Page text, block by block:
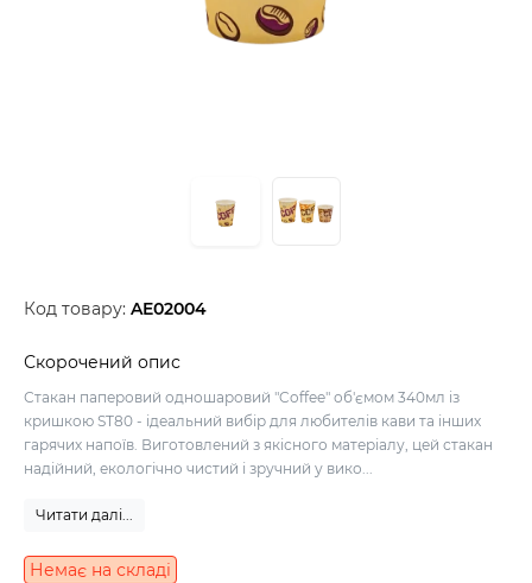
Код товару: AE02004
Скорочений опис
Стакан паперовий одношаровий "Coffee" об'ємом 340мл із
кришкою ST80 - ідеальний вибір для любителів кави та інших
гарячих напоїв. Виготовлений з якісного матеріалу, цей стакан
надійний, екологічно чистий і зручний у вико...
Читати далі...
Немає на складі